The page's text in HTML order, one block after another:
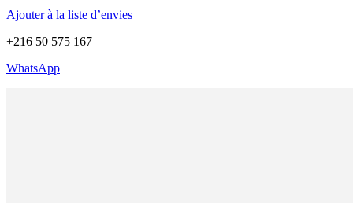
Ajouter à la liste d’envies
+216 50 575 167
WhatsApp